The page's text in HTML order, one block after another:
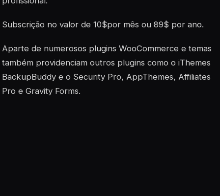
Subscrição no valor de 10$por mês ou 89$ por ano.
Aparte de numerosos plugins WooCommerce e temas
também providenciam outros plugins como o iThemes
BackupBuddy e o Security Pro, AppThemes, Affiliates
Pro e Gravity Forms.